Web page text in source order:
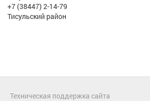
+7 (38447) 2-14-79
Тисульский район
Техническая поддержка сайта